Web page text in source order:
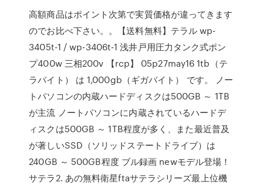
高額商品はポイント次第で実質価格が違ってきます
のでお比べ下さい。。【送料無料】テラル wp-
3405t-1 / wp-3406t-1 浅井戸用圧力タンク式ポン
プ400w 三相200v 【rcp】 05p27may16 1tb（テ
ラバイト） は 1,000gb（ギガバイト） です。 ノー
トパソコンの内蔵ハードディスクは500GB ～ 1TB
が主流 ノートパソコンに内蔵されているハードデ
ィスクは500GB ～ 1TB程度が多く、また最近普及
が著しいSSD（ソリッドステートドライブ）は
240GB ～ 500GB程度 ブル録画 newモデル登場！
サテラ2. あの無料衛星ftaサテラシリーズ最上位機